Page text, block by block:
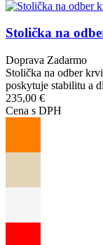
Stolička na
Doprava Zadarmo
Stolička na odber
poskytuje stabilitu a
235,00 €
Cena s DPH